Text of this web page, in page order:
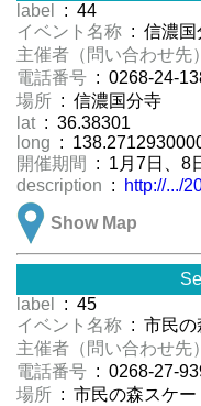
label
: 44
イベント名称 : 信濃国
主催者（問い合わせ先
電話番号 : 0268-24-
場所 : 信濃国分寺
lat : 36.38301
long :
開催期間
: 1月7日、8
description :
http://.../
Show Map
label
: 45
イベント名称 : 市民の
主催者（問い合わせ先
電話番号 : 0268-27-
場所 : 市民の森スケー